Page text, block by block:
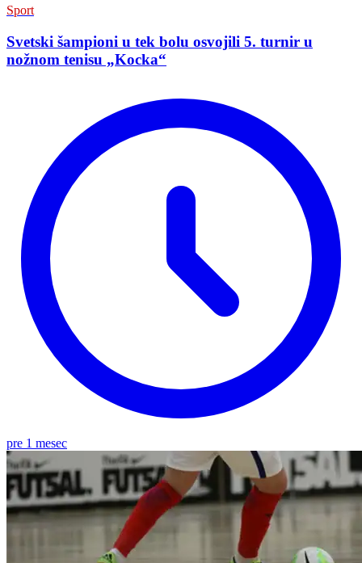
Sport
Svetski šampioni u tek bolu osvojili 5. turnir u
nožnom tenisu „Kocka“
pre 1 mesec